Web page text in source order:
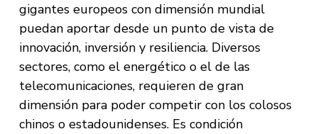
gigantes europeos con dimensión mundial
puedan aportar desde un punto de vista de
innovación, inversión y resiliencia. Diversos
sectores, como el energético o el de las
telecomunicaciones, requieren de gran
dimensión para poder competir con los colosos
chinos o estadounidenses. Es condición